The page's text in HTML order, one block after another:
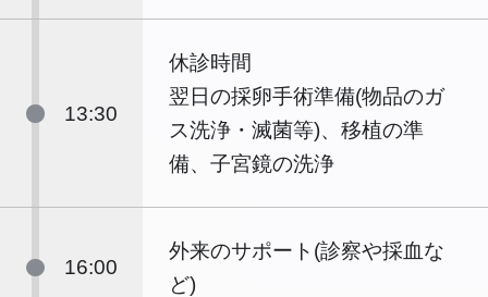
13:30
休診時間
翌日の採卵手術準備(物品のガ
ス洗浄・滅菌等)、移植の準
備、子宮鏡の洗浄
16:00
外来のサポート(診察や採血な
ど)